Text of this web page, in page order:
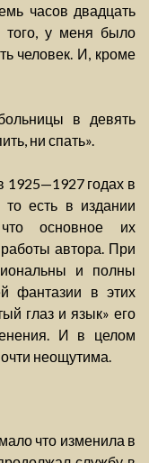
часов двадцать
того, у меня было
человек. И, кроме
в девять
ни спать».
1925—1927 годах в
то есть в издании
что основное их
автора. При
и полны
фантазии в этих
глаз и язык» его
И в целом
неощутима.
что изменила в